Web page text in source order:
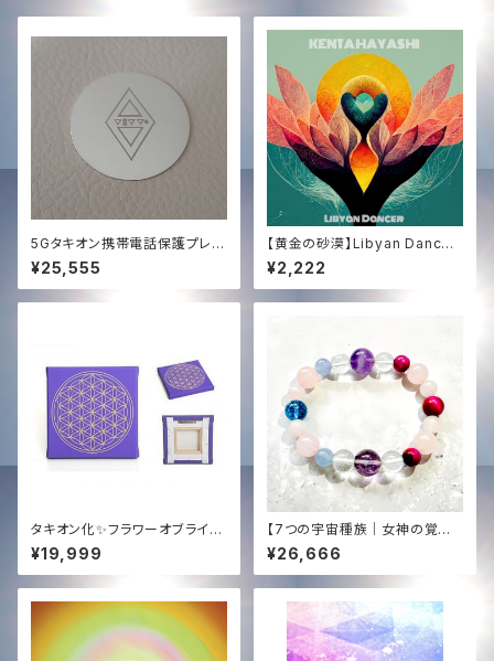
5Gタキオン携帯電話保護プレー
ト✨
¥25,555
【黄金の砂漠】Libyan Dancer
(HD High Quality Audio) | T
achyon Sound × Dragon S
ound
¥2,222
タキオン化✨フラワーオブライフ
キャンバス✨
¥19,999
【7つの宇宙種族｜女神の覚醒】
タキオン＆光エネルギー化✨オリ
ジナル女神ブレンド・ブレスレッ
ト（内径15cm）愛・豊かさ・直感
¥26,666